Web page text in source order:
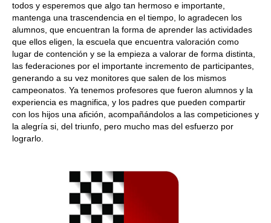
todos y esperemos que algo tan hermoso e importante,
mantenga una trascendencia en el tiempo, lo agradecen los
alumnos, que encuentran la forma de aprender las actividades
que ellos eligen, la escuela que encuentra valoración como
lugar de contención y se la empieza a valorar de forma distinta,
las federaciones por el importante incremento de participantes,
generando a su vez monitores que salen de los mismos
campeonatos. Ya tenemos profesores que fueron alumnos y la
experiencia es magnifica, y los padres que pueden compartir
con los hijos una afición, acompañándolos a las competiciones y
la alegría si, del triunfo, pero mucho mas del esfuerzo por
lograrlo.